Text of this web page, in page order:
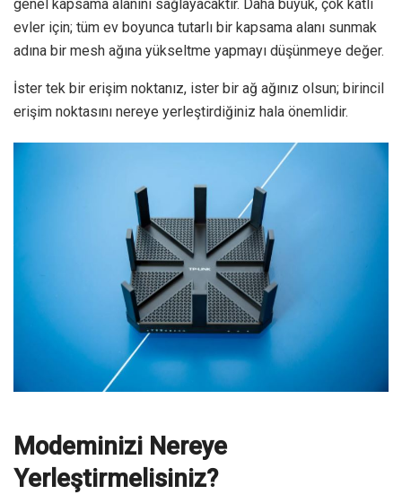
genel kapsama alanını sağlayacaktır. Daha büyük, çok katlı
evler için; tüm ev boyunca tutarlı bir kapsama alanı sunmak
adına bir mesh ağına yükseltme yapmayı düşünmeye değer.
İster tek bir erişim noktanız, ister bir ağ ağınız olsun; birincil
erişim noktasını nereye yerleştirdiğiniz hala önemlidir.
Modeminizi Nereye
Yerleştirmelisiniz?